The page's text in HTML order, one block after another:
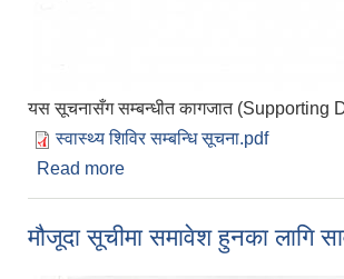
यस सूचनासँग सम्बन्धीत कागजात (Supporting
स्वास्थ्य शिविर सम्बन्धि सूचना.pdf
Read more
मौजूदा सूचीमा समावेश हुनका लागि